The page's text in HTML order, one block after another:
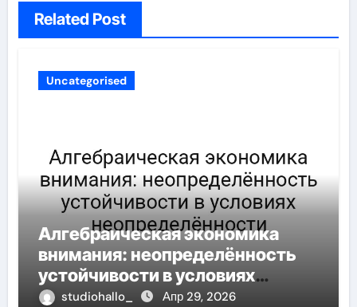
Related Post
Uncategorised
Алгебраическая экономика
внимания: неопределённость
устойчивости в условиях
неопределённости
studiohallo_ Апр 29, 2026